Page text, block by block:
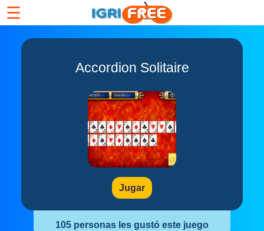
☰
Accordion Solitaire
Jugar
105 personas les gustó este juego